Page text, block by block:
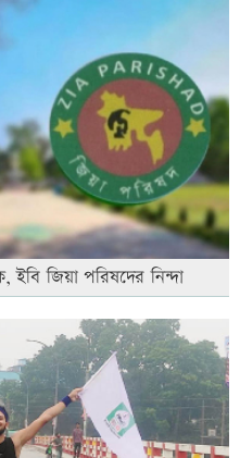
ইবি জিয়া পরিষদের নিন্দা